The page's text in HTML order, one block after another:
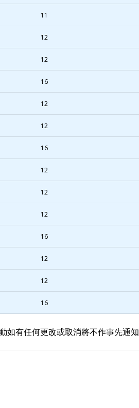
11
12
12
16
12
12
16
12
12
12
16
12
12
16
如有任何更改或取消將不作事先通知